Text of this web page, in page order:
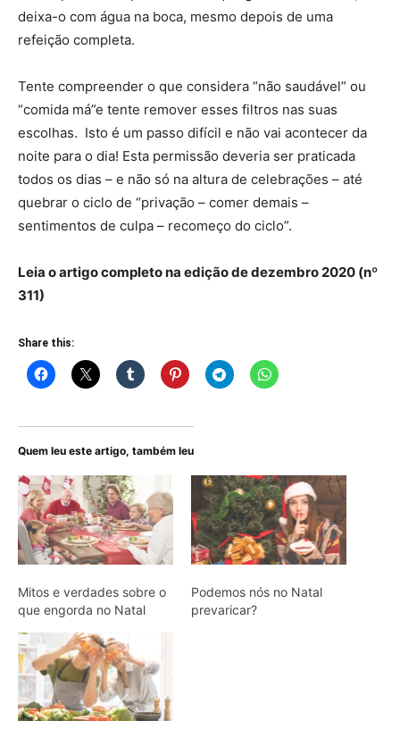
deixa-o com água na boca, mesmo depois de uma
refeição completa.
Tente compreender o que considera “não saudável” ou
“comida má”e tente remover esses filtros nas suas
escolhas. Isto é um passo difícil e não vai acontecer da
noite para o dia! Esta permissão deveria ser praticada
todos os dias – e não só na altura de celebrações – até
quebrar o ciclo de “privação – comer demais –
sentimentos de culpa – recomeço do ciclo”.
Leia o artigo completo na edição de dezembro 2020 (nº
311)
Share this:
Quem leu este artigo, também leu
Mitos e verdades sobre o
que engorda no Natal
Podemos nós no Natal
prevaricar?